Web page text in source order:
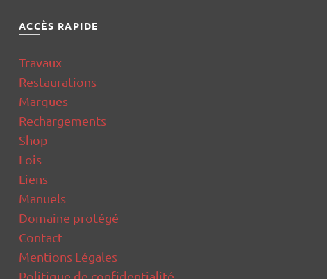
ACCÈS RAPIDE
Travaux
Restaurations
Marques
Rechargements
Shop
Lois
Liens
Manuels
Domaine protégé
Contact
Mentions Légales
Politique de confidentialité